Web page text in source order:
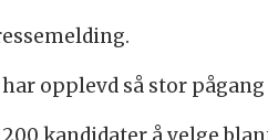
opplevd så stor